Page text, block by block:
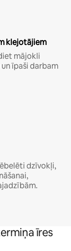
klejotājiem
mājokli
īpaši darbam
dzīvokļi,
īres